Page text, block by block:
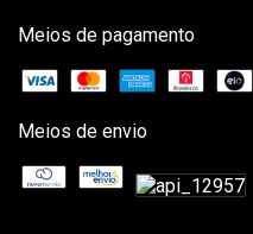
Meios de pagamento
Meios de envio